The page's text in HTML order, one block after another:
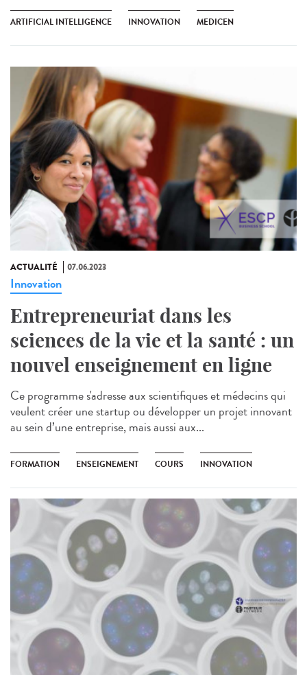
ARTIFICIAL INTELLIGENCE INNOVATION MEDICEN
ACTUALITÉ 07.06.2023
Innovation
Entrepreneuriat dans les
sciences de la vie et la santé : un
nouvel enseignement en ligne
Ce programme s'adresse aux scientifiques et médecins qui
veulent créer une startup ou développer un projet innovant
au sein d’une entreprise, mais aussi aux...
FORMATION ENSEIGNEMENT COURS INNOVATION